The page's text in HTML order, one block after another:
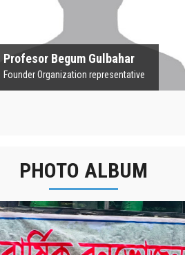
Profesor Begum Gulbahar
Founder Organization representative
Founder Organization representative
PHOTO ALBUM